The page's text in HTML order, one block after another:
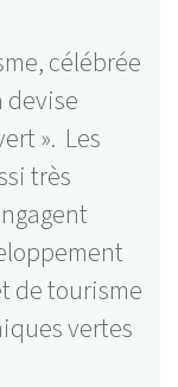
célébrée
devise
». Les
très
de tourisme
vertes